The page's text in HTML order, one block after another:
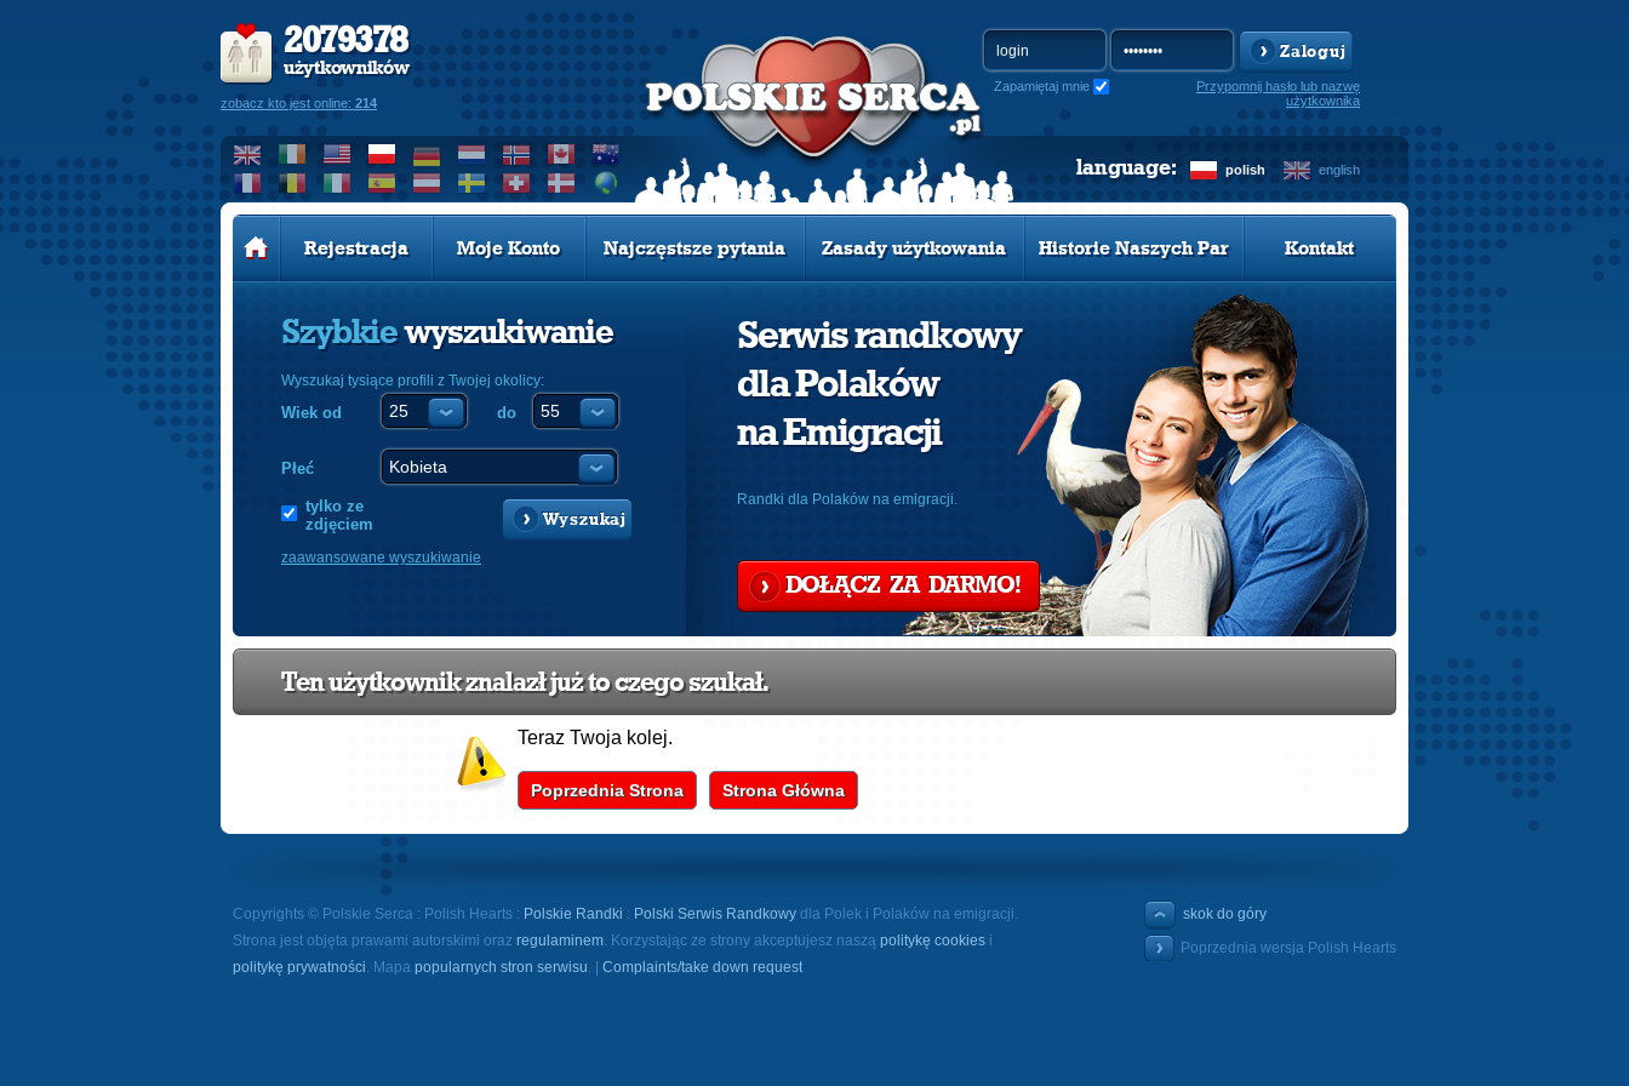
2079378
użytkowników
zobacz kto jest online: 214
Zaloguj
Zapamiętaj mnie
Przypomnij hasło lub nazwę
użytkownika
polish english
language:
Rejestracja Moje Konto Najczęstsze pytania Zasady użytkowania Historie Naszych Par Kontakt
Szybkiewyszukiwanie
Wyszukaj tysiące profili z Twojej okolicy:
Wiek od do
Płeć
tylko ze
zdjęciem
Wyszukaj
zaawansowane wyszukiwanie
Serwis randkowy
dla Polaków
na Emigracji
Randki dla Polaków na emigracji.
DOŁĄCZ ZA DARMO!
Ten użytkownik znalazł już to czego szukał.
Teraz Twoja kolej.
Poprzednia Strona Strona Główna
Copyrights © Polskie Serca : Polish Hearts : Polskie Randki : Polski Serwis Randkowy dla Polek i Polaków na emigracji.
Strona jest objęta prawami autorskimi oraz regulaminem. Korzystając ze strony akceptujesz naszą politykę cookies i
politykę prywatności. Mapa popularnych stron serwisu. | Complaints/take down request
skok do góry
Poprzednia wersja Polish Hearts